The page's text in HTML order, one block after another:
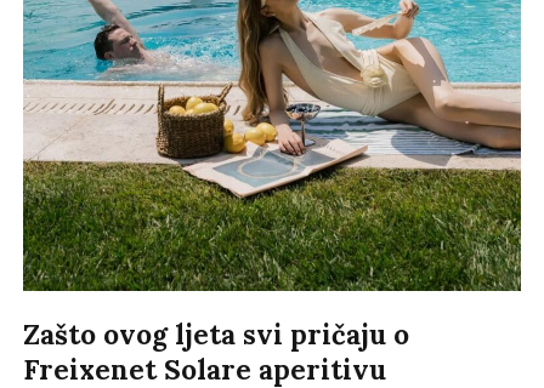
Zašto ovog ljeta svi pričaju o
Freixenet Solare aperitivu